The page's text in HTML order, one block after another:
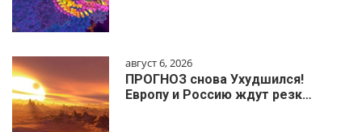
август 6, 2026
ПРОГНОЗ снова Ухудшился!
Европу и Россию ждут резк…